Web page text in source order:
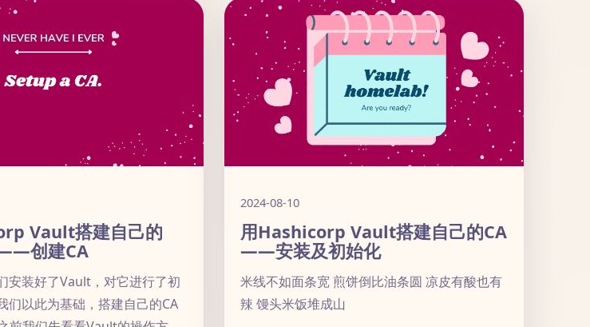
Vault搭建自己的
创建CA
安装好了Vault，对它进行了初
们以此为基础，搭建自己的CA
2024-08-10
用Hashicorp Vault搭建自己的CA
——安装及初始化
米线不如面条宽 煎饼倒比油条圆 凉皮有酸也有
辣 馒头米饭堆成山